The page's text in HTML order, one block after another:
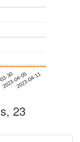
30
2023-04-052023-04-11
23